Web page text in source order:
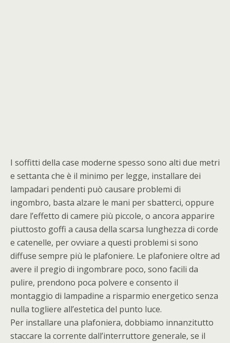
I soffitti della case moderne spesso sono alti due metri
e settanta che è il minimo per legge, installare dei
lampadari pendenti può causare problemi di
ingombro, basta alzare le mani per sbatterci, oppure
dare l’effetto di camere più piccole, o ancora apparire
piuttosto goffi a causa della scarsa lunghezza di corde
e catenelle, per ovviare a questi problemi si sono
diffuse sempre più le plafoniere. Le plafoniere oltre ad
avere il pregio di ingombrare poco, sono facili da
pulire, prendono poca polvere e consento il
montaggio di lampadine a risparmio energetico senza
nulla togliere all’estetica del punto luce.
Per installare una plafoniera, dobbiamo innanzitutto
staccare la corrente dall’interruttore generale, se il